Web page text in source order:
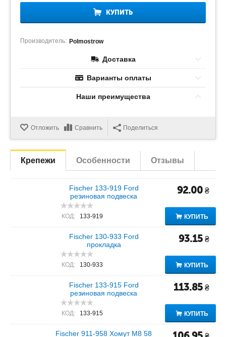
КУПИТЬ
Производитель: Polmostrow
Доставка
Варианты оплаты
Наши преимущества
Отложить Сравнить Поделиться
Крепежи Особенности Отзывы
Fischer 133-919 Ford
резиновая подвеска
КОД: 133-919
92.00 ₴
КУПИТЬ
Fischer 130-933 Ford
прокладка
КОД: 130-933
93.15 ₴
КУПИТЬ
Fischer 133-915 Ford
резиновая подвеска
КОД: 133-915
113.85 ₴
КУПИТЬ
Fischer 911-958 Хомут M8 58